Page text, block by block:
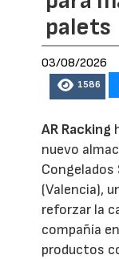
palets
03/08/2026
1586
AR Racking
nuevo
Congelados
(Valencia),
reforzar la
compañía
productos